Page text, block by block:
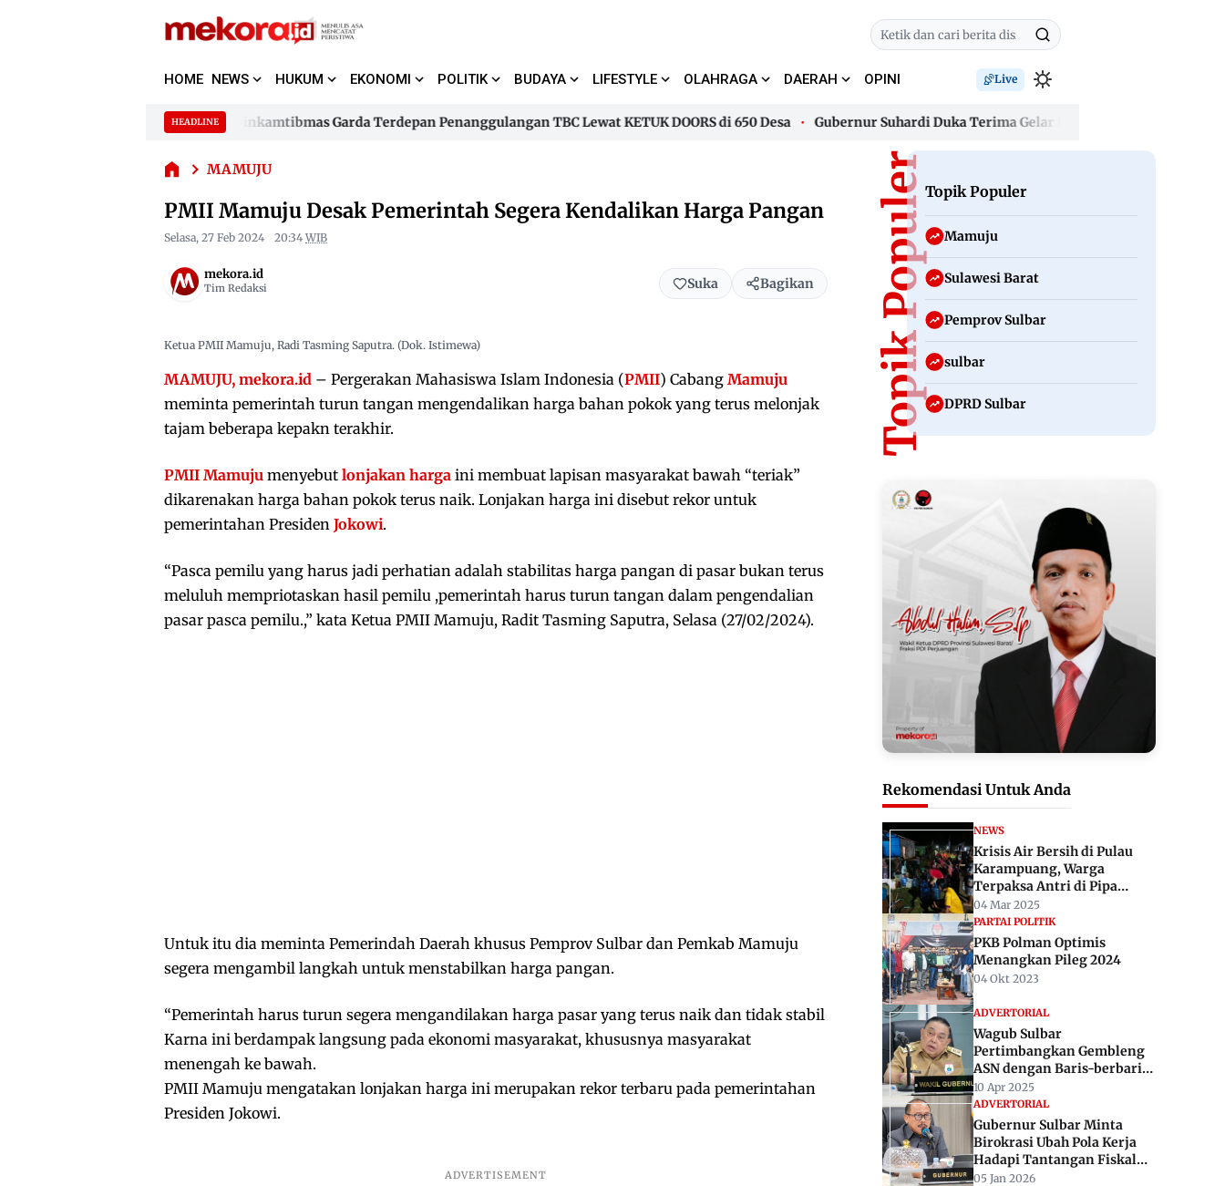
HOME NEWS HUKUM EKONOMI POLITIK BUDAYA LIFESTYLE OLAHRAGA DAERAH OPINI Live
HEADLINE
Kapolda Sulbar Jadikan 480 Bhabinkamtibmas Garda Terdepan Penanggulangan TBC Lewat KETUK DOORS di 650 Desa Gubernur Suhardi Duka Terima Gelar Kehormatan “Sulo
Kapolda Sulbar Jadikan 480 Bhabinkamtibmas Garda Terdepan Penanggulangan TBC Lewat KETUK DOORS di 650 Desa Gubernur Suhardi Duka Terima Gelar Kehormatan “Sulo
MAMUJU
Mamuju
Segera
Harga
Pangan
PMII Mamuju Desak Pemerintah Segera Kendalikan Harga Pangan
Selasa, 27 Feb 2024 20:34 WIB
mekora.id
Tim Redaksi Suka Bagikan
Ketua PMII Mamuju, Radi Tasming Saputra. (Dok. Istimewa)
MAMUJU, mekora.id – Pergerakan Mahasiswa Islam Indonesia (PMII) Cabang Mamuju
meminta pemerintah turun tangan mengendalikan harga bahan pokok yang terus melonjak
tajam beberapa kepakn terakhir.
PMII Mamuju menyebut lonjakan harga ini membuat lapisan masyarakat bawah “teriak”
dikarenakan harga bahan pokok terus naik. Lonjakan harga ini disebut rekor untuk
pemerintahan Presiden Jokowi.
“Pasca pemilu yang harus jadi perhatian adalah stabilitas harga pangan di pasar bukan terus
meluluh mempriotaskan hasil pemilu ,pemerintah harus turun tangan dalam pengendalian
pasar pasca pemilu.,” kata Ketua PMII Mamuju, Radit Tasming Saputra, Selasa (27/02/2024).
Untuk itu dia meminta Pemerindah Daerah khusus Pemprov Sulbar dan Pemkab Mamuju
segera mengambil langkah untuk menstabilkan harga pangan.
“Pemerintah harus turun segera mengandilakan harga pasar yang terus naik dan tidak stabil
Karna ini berdampak langsung pada ekonomi masyarakat, khususnya masyarakat
menengah ke bawah.
PMII Mamuju mengatakan lonjakan harga ini merupakan rekor terbaru pada pemerintahan
Presiden Jokowi.
Topik PopulerTopik Populer
Mamuju
Sulawesi Barat
Pemprov Sulbar
sulbar
DPRD Sulbar
Rekomendasi Untuk Anda
NEWS
Krisis Air Bersih di Pulau
Karampuang, Warga
Terpaksa Antri di Pipa
Pembuangan
04 Mar 2025
PARTAI POLITIK
PKB Polman Optimis
Menangkan Pileg 2024
04 Okt 2023
ADVERTORIAL
Wagub Sulbar
Pertimbangkan Gembleng
ASN dengan Baris-berbaris :
Untuk Disiplin
10 Apr 2025
ADVERTORIAL
Gubernur Sulbar Minta
Birokrasi Ubah Pola Kerja
Hadapi Tantangan Fiskal
2026
05 Jan 2026